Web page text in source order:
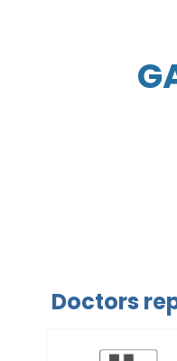
Doctors